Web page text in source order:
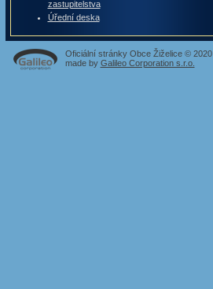
zastupitelstva
Úřední deska
Oficiální stránky Obce Žiželice © 2020
made by Galileo Corporation s.r.o.